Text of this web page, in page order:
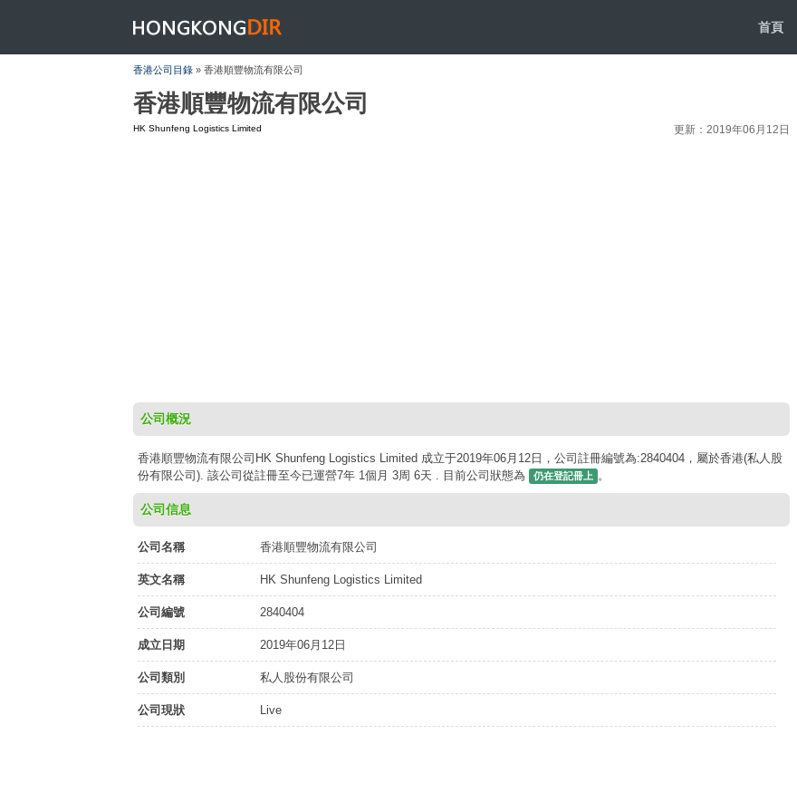
HONGKONGDIR 首頁
香港公司目錄 » 香港順豐物流有限公司
香港順豐物流有限公司
HK Shunfeng Logistics Limited 更新：2019年06月12日
公司概況
香港順豐物流有限公司HK Shunfeng Logistics Limited 成立于2019年06月12日，公司註冊編號為:2840404，屬於香港(私人股
份有限公司). 該公司從註冊至今已運營7年 1個月 3周 6天 . 目前公司狀態為
仍在登記冊上 。
公司信息
公司名稱 香港順豐物流有限公司
英文名稱 HK Shunfeng Logistics Limited
公司編號 2840404
成立日期 2019年06月12日
公司類別 私人股份有限公司
公司現狀 Live